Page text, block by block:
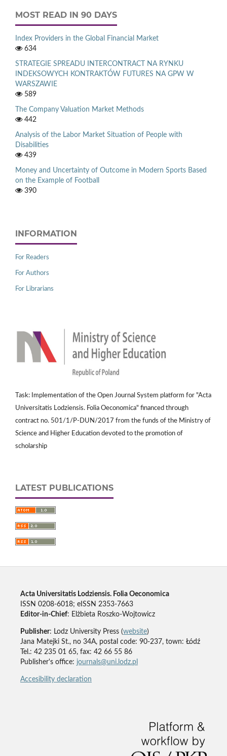
MOST READ IN 90 DAYS
Index Providers in the Global Financial Market
634
STRATEGIE SPREADU INTERCONTRACT NA RYNKU
INDEKSOWYCH KONTRAKTÓW FUTURES NA GPW W
WARSZAWIE
589
The Company Valuation Market Methods
442
Analysis of the Labor Market Situation of People with
Disabilities
439
Money and Uncertainty of Outcome in Modern Sports Based
on the Example of Football
390
INFORMATION
For Readers
For Authors
For Librarians
Task: Implementation of the Open Journal System platform for "Acta
Universitatis Lodziensis. Folia Oeconomica" financed through
contract no. 501/1/P-DUN/2017 from the funds of the Ministry of
Science and Higher Education devoted to the promotion of
scholarship
LATEST PUBLICATIONS
Acta Universitatis Lodziensis. Folia Oeconomica
ISSN 0208-6018; eISSN 2353-7663
Editor-in-Chief: Elżbieta Roszko-Wojtowicz
Publisher: Lodz University Press (website)
Jana Matejki St., no 34A, postal code: 90-237, town: Łódź
Tel.: 42 235 01 65, fax: 42 66 55 86
Publisher's office: journals@uni.lodz.pl
Accesibility declaration